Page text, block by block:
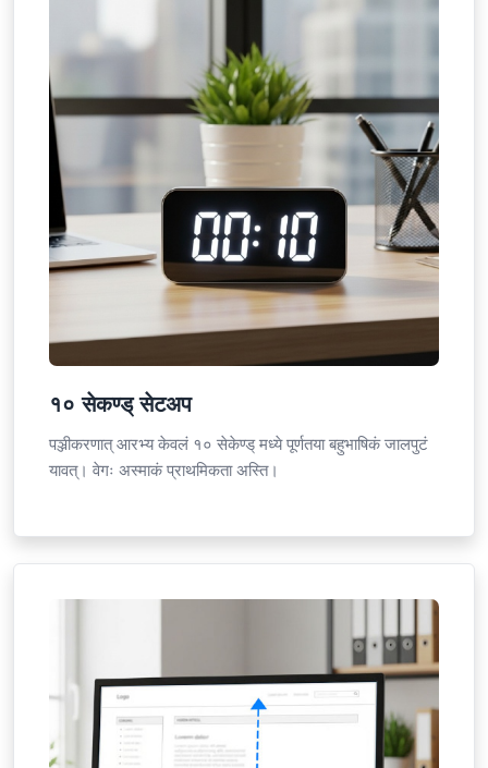
१० सेकण्ड् सेटअप
पञ्जीकरणात् आरभ्य केवलं १० सेकेण्ड् मध्ये पूर्णतया बहुभाषिकं जालपुटं
यावत्। वेगः अस्माकं प्राथमिकता अस्ति।